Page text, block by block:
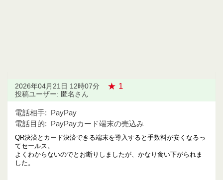
2026年04月21日 12時07分 ★ 1
投稿ユーザー: 匿名さん
電話相手: PayPay
電話目的: PayPayカード端末の売込み
QR決済とカード決済できる端末を導入すると手数料が安くなるっ
てセールス。
よくわからないのでとお断りしましたが、かなり食い下がられま
した。